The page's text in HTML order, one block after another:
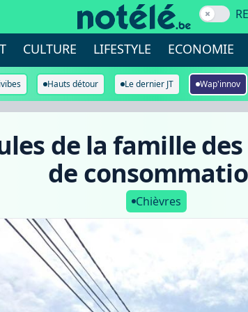
CULTURE LIFESTYLE ECONOMIE
Hauts détour Le dernier JT Wap'innov
de la famille des
de
Chièvres